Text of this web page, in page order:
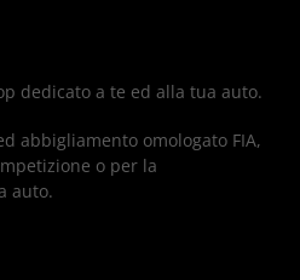
dedicato a te ed alla tua auto.
abbigliamento omologato FIA,
o per la
auto.